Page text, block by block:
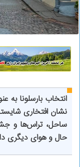
نشان افتخاری
ساحل، تراس‌ها و
حال و هوای دیگری